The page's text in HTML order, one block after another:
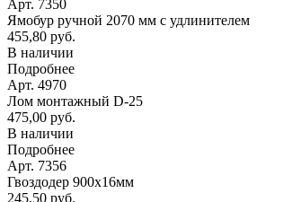
Арт. 7350
Ямобур ручной 2070 мм с удлинителем
455,80 руб.
В наличии
Подробнее
Арт. 4970
Лом монтажный D-25
475,00 руб.
В наличии
Подробнее
Арт. 7356
Гвоздодер 900х16мм
245,50 руб.